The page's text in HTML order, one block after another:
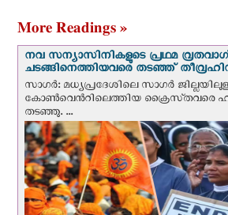
More Readings »
നവ സന്യാസിനികളുടെ പ്രഥമ
ചടങ്ങിനെത്തിയവരെ തടഞ്ഞ്
സാഗർ: മധ്യപ്രദേശിലെ സാഗർ
കോൺവെന്‍റിലെത്തിയ ക്രൈസ്‌തവരെ
തടഞ്ഞു. ...